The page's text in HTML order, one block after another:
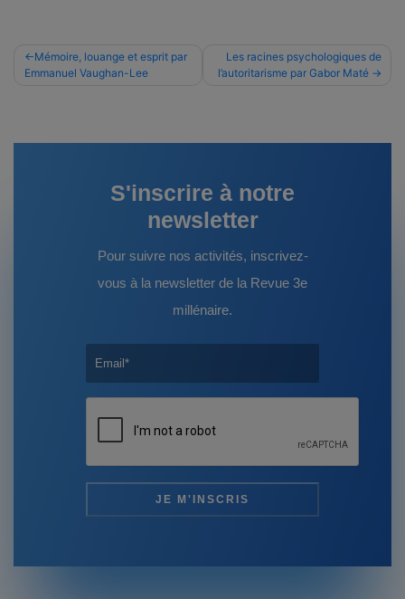
Navigation
de
Mémoire, louange et esprit par
Emmanuel Vaughan-Lee
Les racines psychologiques de
l’autoritarisme par Gabor Maté
S'inscrire à notre
newsletter
Pour suivre nos activités, inscrivez-
vous à la newsletter de la Revue 3e
millénaire.